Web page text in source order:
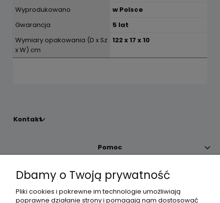
Wyprodukowano
w Polsce
Gwarancja
5 lat
Wymiary opakowania (D x Sz
x W) cm
122 x 17 x 10
Kontakt
Pomoc
Moje konto
Dbamy o Twoją prywatność
Pliki cookies i pokrewne im technologie umożliwiają
poprawne działanie strony i pomagają nam dostosować